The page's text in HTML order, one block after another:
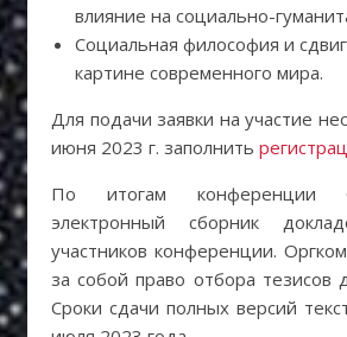
влияние на социально-
Социальная философия и
картине современного мира.
Для подачи заявки на участие
июня 2023 г. заполнить
По итогам конференции
электронный сборник
участников конференции.
за собой право отбора тезисов
Сроки сдачи полных версий